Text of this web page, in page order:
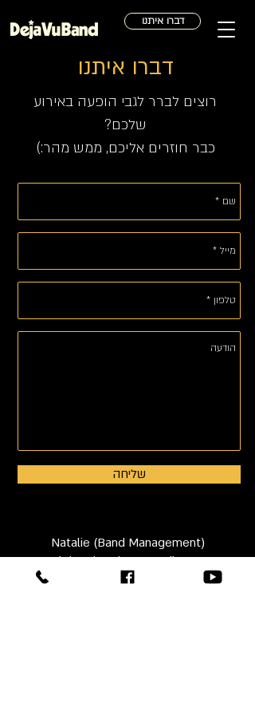
דברו איתנו
דברו איתנו
רוצים לברר לגבי הופעה באירוע
שלכם?
כבר חוזרים אליכם, ממש מהר:)
שליחה
Natalie (Band Management)
dejavu.band4u@gmail.com
054-7357373